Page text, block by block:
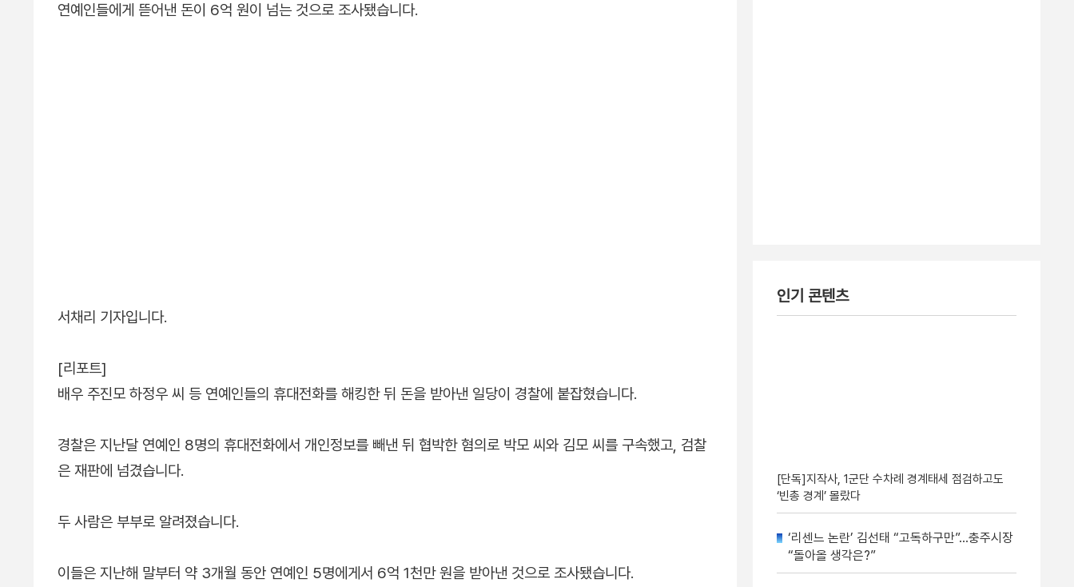
연예인들에게 뜯어낸 돈이 6억 원이 넘는 것으로 조사됐습니다.
서채리 기자입니다.
[리포트]
배우 주진모 하정우 씨 등 연예인들의 휴대전화를 해킹한 뒤 돈을 받아낸 일당이 경찰에 붙잡혔습니다.
경찰은 지난달 연예인 8명의 휴대전화에서 개인정보를 빼낸 뒤 협박한 혐의로 박모 씨와 김모 씨를 구속했고, 검찰
은 재판에 넘겼습니다.
두 사람은 부부로 알려졌습니다.
이들은 지난해 말부터 약 3개월 동안 연예인 5명에게서 6억 1천만 원을 받아낸 것으로 조사됐습니다.
인기 콘텐츠
[단독]지작사, 1군단 수차례 경계태세 점검하고도
‘빈총 경계’ 몰랐다
‘리센느 논란’ 김선태 “고독하구만”…충주시장
“돌아올 생각은?”